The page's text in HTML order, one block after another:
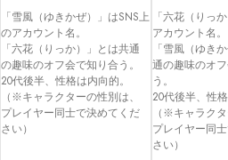
「雪風（ゆきかぜ）」はSNS上
のアカウント名。
「六花（りっか）」とは共通
の趣味のオフ会で知り合う。
20代後半、性格は内向的。
（※キャラクターの性別は、
プレイヤー同士で決めてくだ
さい）
「六花（りっ
アカウント名。
「雪風（ゆき
通の趣味のオ
う。
20代後半、性格
（※キャラクタ
プレイヤー同
さい）